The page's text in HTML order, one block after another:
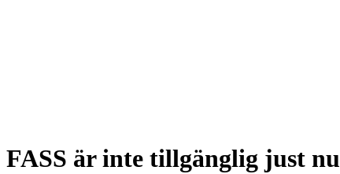
FASS är inte tillgänglig just nu